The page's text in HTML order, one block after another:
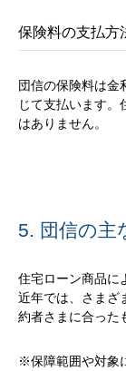
保険料の支払方
団信の保険料は金
じて支払います
はありません。
5. 団信の主
住宅ローン商品に
近年では、さまざ
約者さまに合った
※保障範囲や対象